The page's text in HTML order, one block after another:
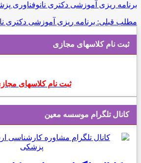
برنامه ریزی آموزشی دکتری نانوفناوری
مطلب قبلی: برنامه ریزی آموزشی دکتری
ثبت نام کلاسهای مجازی
ثبت نام کلاسهای
کانال تلگرام موسسه معین